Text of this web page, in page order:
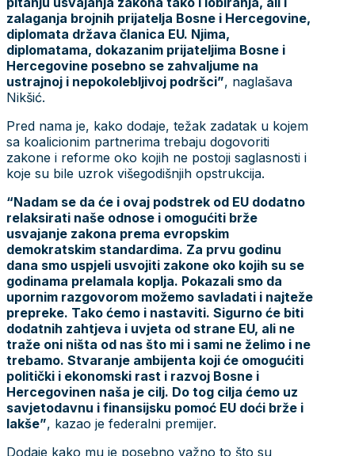
zalaganja brojnih prijatelja Bosne i Hercegovine,
diplomata država članica EU. Njima,
diplomatama, dokazanim prijateljima Bosne i
Hercegovine posebno se zahvaljume na
ustrajnoj i nepokolebljivoj podršci”, naglašava
Nikšić.
Pred nama je, kako dodaje, težak zadatak u kojem
sa koalicionim partnerima trebaju dogovoriti
zakone i reforme oko kojih ne postoji saglasnosti i
koje su bile uzrok višegodišnjih opstrukcija.
“Nadam se da će i ovaj podstrek od EU dodatno
relaksirati naše odnose i omogućiti brže
usvajanje zakona prema evropskim
demokratskim standardima. Za prvu godinu
dana smo uspjeli usvojiti zakone oko kojih su se
godinama prelamala koplja. Pokazali smo da
upornim razgovorom možemo savladati i najteže
prepreke. Tako ćemo i nastaviti. Sigurno će biti
dodatnih zahtjeva i uvjeta od strane EU, ali ne
traže oni ništa od nas što mi i sami ne želimo i ne
trebamo. Stvaranje ambijenta koji će omogućiti
politički i ekonomski rast i razvoj Bosne i
Hercegovinen naša je cilj. Do tog cilja ćemo uz
savjetodavnu i finansijsku pomoć EU doći brže i
lakše”, kazao je federalni premijer.
Dodaje kako mu je posebno važno to što su